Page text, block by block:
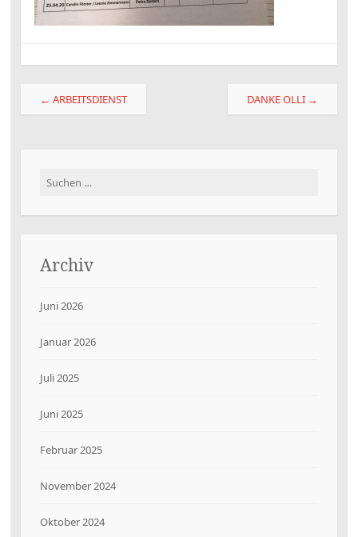
Beitragsnavigation
← ARBEITSDIENST DANKE OLLI →
Suchen
Archiv
Juni 2026
Januar 2026
Juli 2025
Juni 2025
Februar 2025
November 2024
Oktober 2024